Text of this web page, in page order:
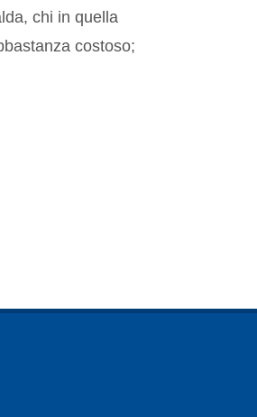
chi in quella
costoso;